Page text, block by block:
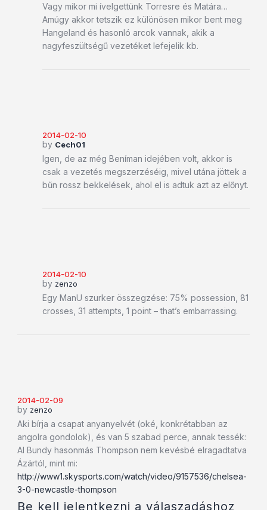
Vagy mikor mi ívelgettünk Torresre és Matára…
Amúgy akkor tetszik ez különösen mikor bent meg
Hangeland és hasonló arcok vannak, akik a
nagyfeszültségű vezetéket lefejelik kb.
2014-02-10
by Cech01
Igen, de az még Beníman idejében volt, akkor is
csak a vezetés megszerzéséig, mivel utána jöttek a
bűn rossz bekkelések, ahol el is adtuk azt az előnyt.
2014-02-10
by zenzo
Egy ManU szurker összegzése: 75% possession, 81
crosses, 31 attempts, 1 point – that’s embarrassing.
2014-02-09
by zenzo
Aki bírja a csapat anyanyelvét (oké, konkrétabban az
angolra gondolok), és van 5 szabad perce, annak tessék:
Al Bundy hasonmás Thompson nem kevésbé elragadtatva
Ázártól, mint mi:
http://www1.skysports.com/watch/video/9157536/chelsea-
3-0-newcastle-thompson
Be kell jelentkezni a válaszadáshoz